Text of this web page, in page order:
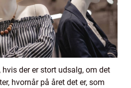
der er stort udsalg, om det
hvornår på året det er, som